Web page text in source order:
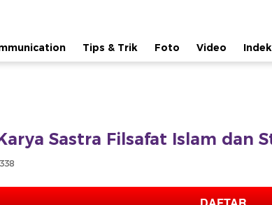
Tips & Trik Foto Video
Sastra Filsafat Islam dan